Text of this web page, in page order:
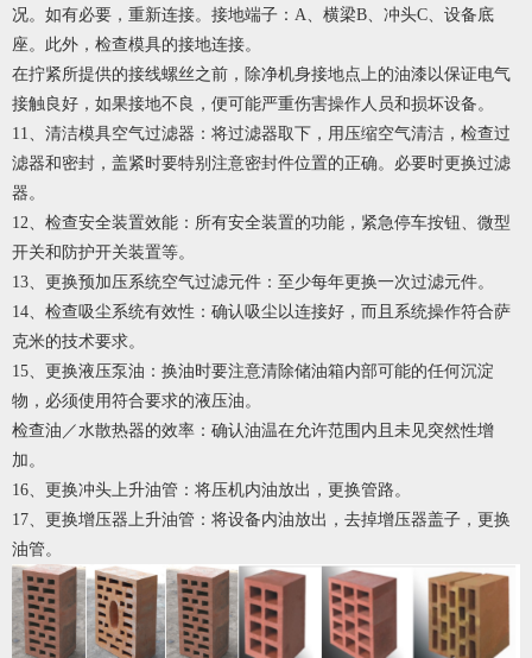
况。如有必要，重新连接。接地端子：A、横梁B、冲头C、设备底
座。此外，检查模具的接地连接。
在拧紧所提供的接线螺丝之前，除净机身接地点上的油漆以保证电气
接触良好，如果接地不良，便可能严重伤害操作人员和损坏设备。
11、清洁模具空气过滤器：将过滤器取下，用压缩空气清洁，检查过
滤器和密封，盖紧时要特别注意密封件位置的正确。必要时更换过滤
器。
12、检查安全装置效能：所有安全装置的功能，紧急停车按钮、微型
开关和防护开关装置等。
13、更换预加压系统空气过滤元件：至少每年更换一次过滤元件。
14、检查吸尘系统有效性：确认吸尘以连接好，而且系统操作符合萨
克米的技术要求。
15、更换液压泵油：换油时要注意清除储油箱内部可能的任何沉淀
物，必须使用符合要求的液压油。
检查油／水散热器的效率：确认油温在允许范围内且未见突然性增
加。
16、更换冲头上升油管：将压机内油放出，更换管路。
17、更换增压器上升油管：将设备内油放出，去掉增压器盖子，更换
油管。